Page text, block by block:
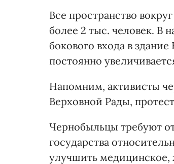
Все пространство
более 2 тыс. человек. В
бокового входа в
постоянно
Напомним, активисты
Верховной Рады,
Чернобыльцы требуют
государства
улучшить